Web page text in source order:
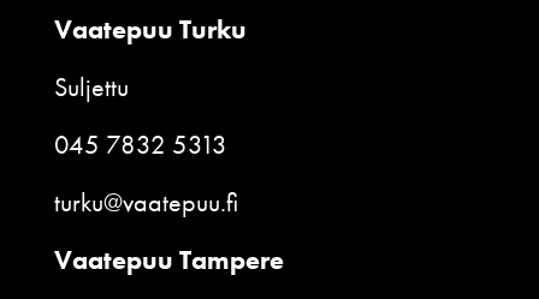
Vaatepuu Turku
Suljettu
045 7832 5313
turku@vaatepuu.fi
Vaatepuu Tampere